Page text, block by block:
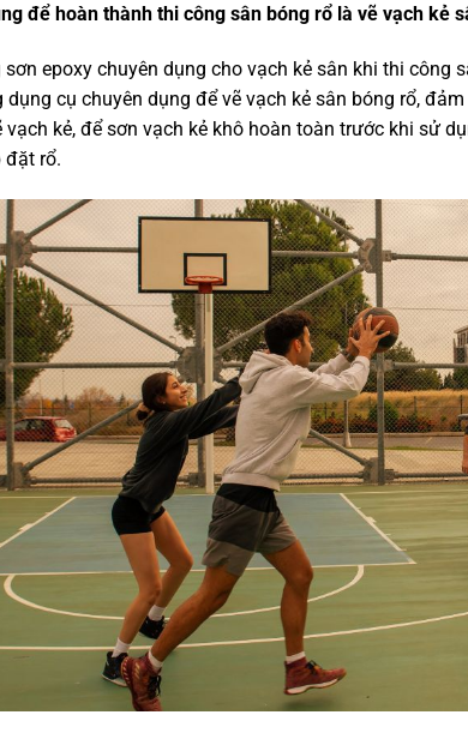
để hoàn thành thi công sân bóng rổ là vẽ vạch kẻ
epoxy chuyên dụng cho vạch kẻ sân khi thi công
dụng cụ chuyên dụng để vẽ vạch kẻ sân bóng rổ,
vạch kẻ, để sơn vạch kẻ khô hoàn toàn trước khi sử
đặt rổ.